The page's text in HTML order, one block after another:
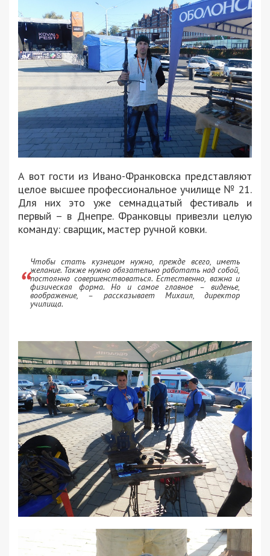
А вот гости из Ивано-Франковска представляют
целое высшее профессиональное училище № 21.
Для них это уже семнадцатый фестиваль и
первый – в Днепре. Франковцы привезли целую
команду: сварщик, мастер ручной ковки.
Чтобы стать кузнецом нужно, прежде всего, иметь
желание. Также нужно обязательно работать над собой,
постоянно совершенствоваться. Естественно, важна и
физическая форма. Но и самое главное – виденье,
воображение, – рассказывает Михаил, директор
училища.